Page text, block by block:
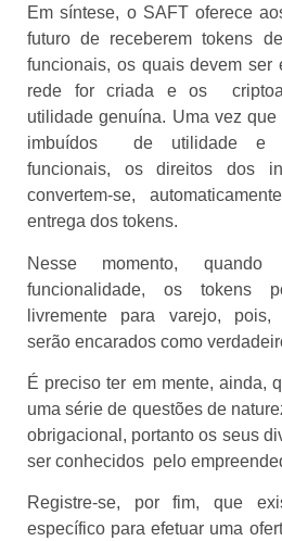
Em síntese, o SAFT oferece
futuro de receberem tokens
funcionais, os quais devem ser
rede for criada e os
utilidade genuína. Uma vez
imbuídos de utilidade e
funcionais, os direitos dos
convertem-se,
entrega dos tokens.
Nesse momento,
funcionalidade, os tokens
livremente para varejo, pois,
serão encarados como
É preciso ter em mente, ainda,
uma série de questões de
obrigacional, portanto os seus
ser conhecidos pelo
Registre-se, por fim, que
específico para efetuar uma